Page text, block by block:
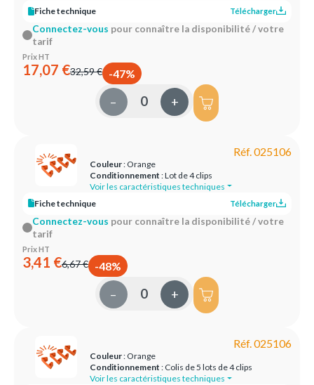
Fiche technique
Télécharger
Connectez-vous pour connaître la disponibilité / votre
tarif
Prix HT
17,07 €32,59 € -47%
– +
Réf. 025106
Couleur: Orange
Conditionnement : Lot de 4 clips
Voir les caractéristiques techniques
Fiche technique
Télécharger
Connectez-vous pour connaître la disponibilité / votre
tarif
Prix HT
3,41 €6,67 € -48%
– +
Réf. 025106
Couleur: Orange
Conditionnement : Colis de 5 lots de 4 clips
Voir les caractéristiques techniques